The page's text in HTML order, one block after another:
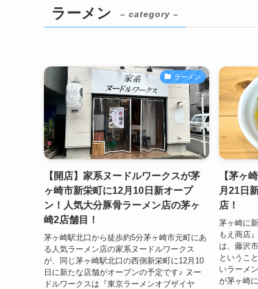
ラーメン – category –
ラーメン
【開店】家系ヌードルワークスが茅
ヶ崎市新栄町に12月10日新オープ
ン！人気大分豚骨ラーメン店の茅ヶ
崎2店舗目！
茅ヶ崎駅北口から徒歩約5分茅ヶ崎市元町にあ
る人気ラーメン店の家系ヌードルワークス
が、同じ茅ヶ崎駅北口の西側新栄町に12月10
日に新たな店舗がオープンの予定です♪ ヌー
ドルワークスは『東京ラーメンオブザイヤ
【茅ヶ
月21日
店！
茅ヶ崎に
もえ商店
は、藤沢
というこ
いラーメ
が茅ヶ崎